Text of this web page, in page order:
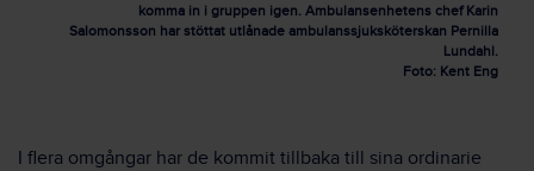
komma in i gruppen igen. Ambulansenhetens chef Karin
Salomonsson har stöttat utlånade ambulanssjuksköterskan Pernilla
Lundahl.
Foto: Kent Eng
I flera omgångar har de kommit tillbaka till sina ordinarie